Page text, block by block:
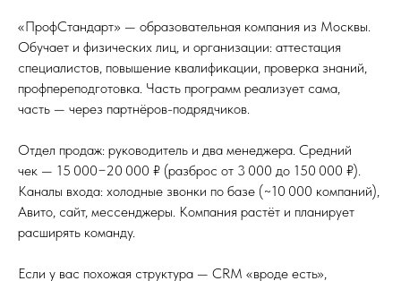
«ПрофСтандарт» — образовательная компания из Москвы.
Обучает и физических лиц, и организации: аттестация
специалистов, повышение квалификации, проверка знаний,
профпереподготовка. Часть программ реализует сама,
часть — через партнёров-подрядчиков.
Отдел продаж: руководитель и два менеджера. Средний
чек — 15 000−20 000 ₽ (разброс от 3 000 до 150 000 ₽).
Каналы входа: холодные звонки по базе (~10 000 компаний),
Авито, сайт, мессенджеры. Компания растёт и планирует
расширять команду.
Если у вас похожая структура — CRM «вроде есть»,